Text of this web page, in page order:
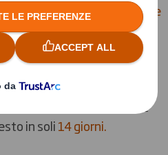
di Principi del Design Circolare
di packaging, perciò le
sono già circolari sul
usata, la trasformiamo in
il packaging in cartone
il ciclo dalla fase iniziale. E
in soli14 giorni.